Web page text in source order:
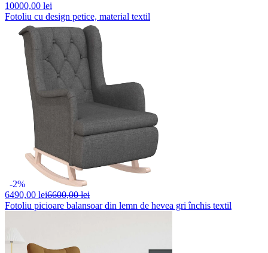
10000,00 lei
Fotoliu cu design petice, material textil
-2%
6490,00 lei6600,00 lei
Fotoliu picioare balansoar din lemn de hevea gri închis textil